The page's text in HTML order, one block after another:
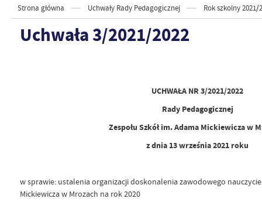
Strona główna Uchwały Rady Pedagogicznej Rok szkolny 2021/
Uchwała 3/2021/2022
UCHWAŁA NR 3/2021/2022
Rady Pedagogicznej
Zespołu Szkół im. Adama Mickiewicza w
z dnia 13 września 2021 roku
w sprawie: ustalenia organizacji doskonalenia zawodowego
Mickiewicza w Mrozach na rok 2020